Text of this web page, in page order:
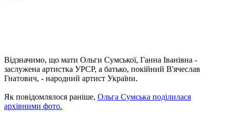
Відзначимо, що мати Ольги Сумської, Ганна Іванівна -
заслужена артистка УРСР, а батько, покійний В'ячеслав
Гнатович, - народний артист України.
Як повідомлялося раніше, Ольга Сумська поділилася
архівними фото.